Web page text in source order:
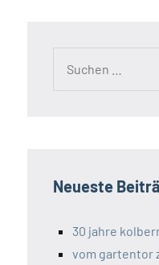
Neueste
30 jahre
vom gartentor